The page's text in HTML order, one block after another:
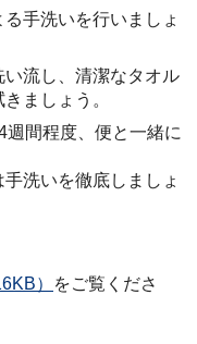
手洗いを行いましょ
流し、清潔なタオル
ましょう。
間程度、便と一緒に
洗いを徹底しましょ
）
をご覧くださ